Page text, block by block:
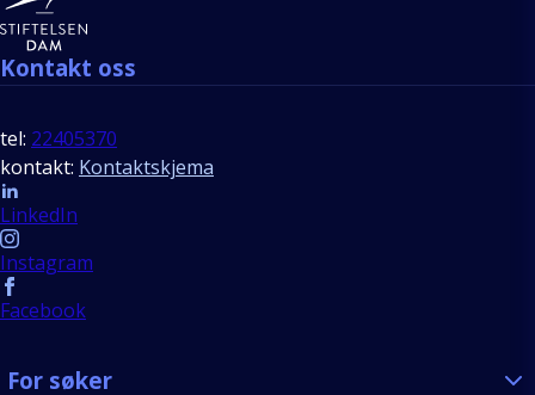
Kontakt oss
tel: 22405370
kontakt: Kontaktskjema
Follow us
LinkedIn
Instagram
Facebook
For søker